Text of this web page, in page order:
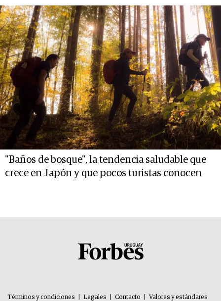
"Baños de bosque", la tendencia saludable que
crece en Japón y que pocos turistas conocen
Términos y condiciones Legales Contacto
Valores y estándares